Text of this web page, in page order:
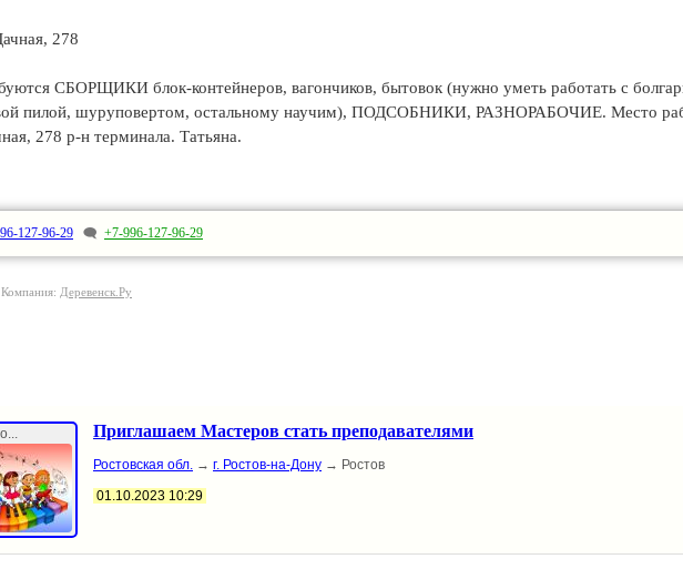
278
СБОРЩИКИ блок-контейнеров, вагончиков, бытовок (нужно уметь работать с
пилой, шуруповертом, остальному научим), ПОДСОБНИКИ, РАЗНОРАБОЧИЕ. Место
278 р-н терминала. Татьяна.
127-96-29 🗨 +7-996-127-96-29
Компания: Деревенск.Ру
Приглашаем Мастеров стать преподавателями
Ростовская обл. → г. Ростов-на-Дону → Ростов
01.10.2023 10:29